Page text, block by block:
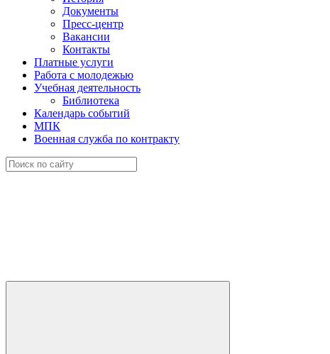
Документы
Пресс-центр
Вакансии
Контакты
Платные услуги
Работа с молодежью
Учебная деятельность
Библиотека
Календарь событий
МПК
Военная служба по контракту